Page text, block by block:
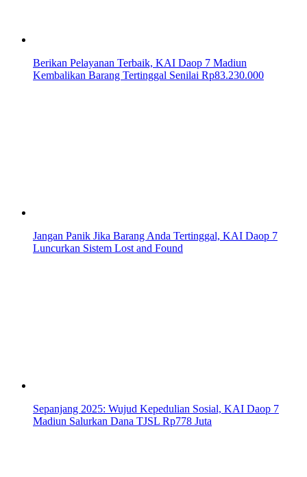
Berikan Pelayanan Terbaik, KAI Daop 7 Madiun
Kembalikan Barang Tertinggal Senilai Rp83.230.000
Jangan Panik Jika Barang Anda Tertinggal, KAI Daop 7
Luncurkan Sistem Lost and Found
Sepanjang 2025: Wujud Kepedulian Sosial, KAI Daop 7
Madiun Salurkan Dana TJSL Rp778 Juta